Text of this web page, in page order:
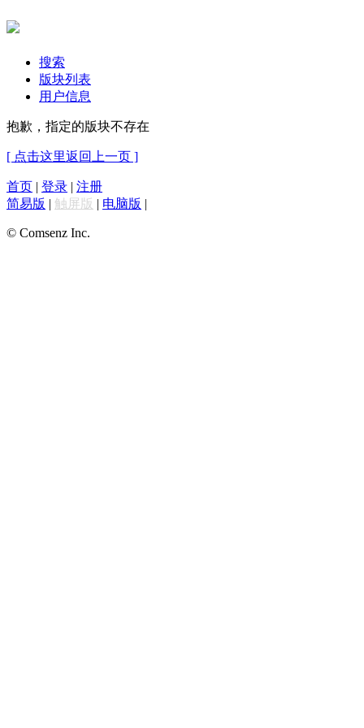
搜索
版块列表
用户信息
抱歉，指定的版块不存在
[ 点击这里返回上一页 ]
首页 | 登录 | 注册
简易版 | 触屏版 | 电脑版 |
© Comsenz Inc.